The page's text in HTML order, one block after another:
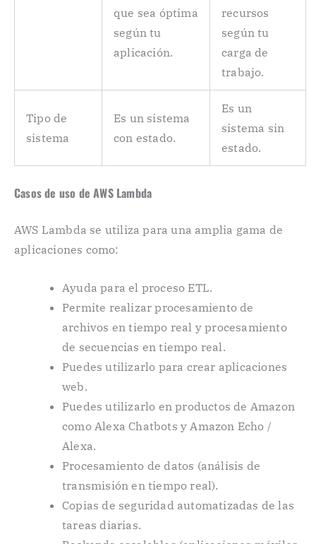
que sea óptima
según tu
aplicación.
recursos
según tu
carga de
trabajo.
Tipo de
sistema
Es un sistema
con estado.
Es un
sistema sin
estado.
Casos de uso de AWS Lambda
AWS Lambda se utiliza para una amplia gama de
aplicaciones como:
Ayuda para el proceso ETL.
Permite realizar procesamiento de
archivos en tiempo real y procesamiento
de secuencias en tiempo real.
Puedes utilizarlo para crear aplicaciones
web.
Puedes utilizarlo en productos de Amazon
como Alexa Chatbots y Amazon Echo /
Alexa.
Procesamiento de datos (análisis de
transmisión en tiempo real).
Copias de seguridad automatizadas de las
tareas diarias.